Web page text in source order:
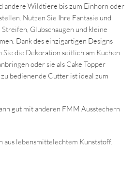
andere Wildtiere bis zum Einhorn oder
Nutzen Sie Ihre Fantasie und
Glubschaugen und kleine
Dank des einzigartigen Designs
Sie die Dekoration seitlich am Kuchen
oder sie als Cake Topper
bedienende Cutter ist ideal zum
gut mit anderen FMM Ausstechern
aus lebensmittelechtem Kunststoff.